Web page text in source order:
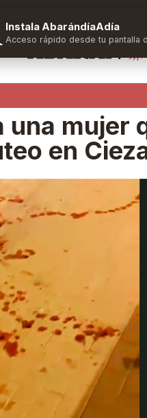
una mujer
en
Instala AbarándíaAdía
Acceso rápido desde tu pantalla